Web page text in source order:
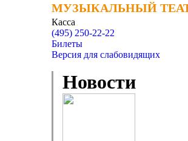
МУЗЫКАЛЬНЫЙ
МУЗЫКАЛЬНЫЙ
Касса
(495) 250-22-22
Билеты
Версия для слабовидящих
Новости